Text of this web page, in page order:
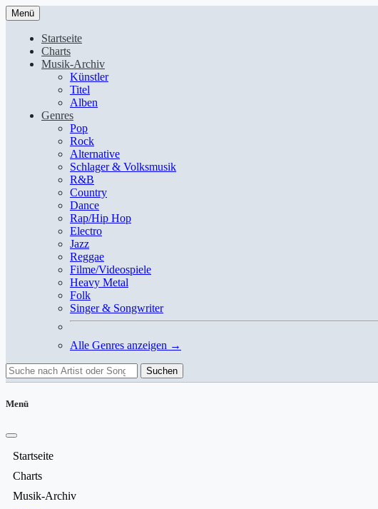
Menü
Startseite
Charts
Musik-Archiv
Künstler
Titel
Alben
Genres
Pop
Rock
Alternative
Schlager & Volksmusik
R&B
Country
Dance
Rap/Hip Hop
Electro
Jazz
Reggae
Filme/Videospiele
Heavy Metal
Folk
Singer & Songwriter
Alle Genres anzeigen →
Suchen
Menü
Startseite
Charts
Musik-Archiv